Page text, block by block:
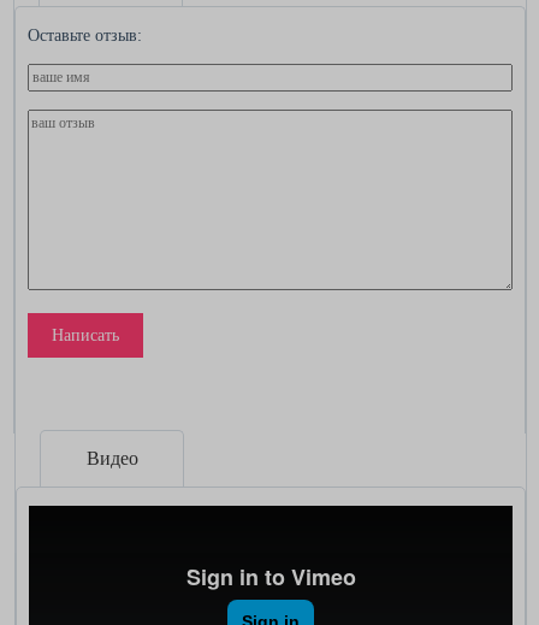
Оставьте отзыв:
Написать
Видео